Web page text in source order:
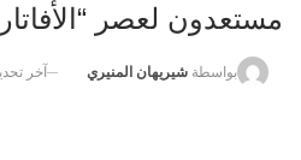
مستعدون لعصر
بواسطة شيريهان المنيري آخر